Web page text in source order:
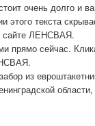
очень долго и
текста
сайте ЛЕНСВАЯ.
прямо сейчас.
из